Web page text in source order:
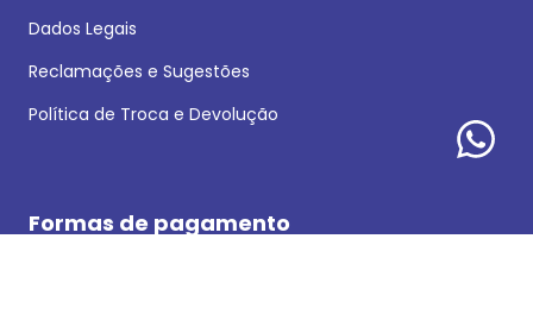
Dados Legais
Reclamações e Sugestões
Política de Troca e Devolução
Formas de pagamento